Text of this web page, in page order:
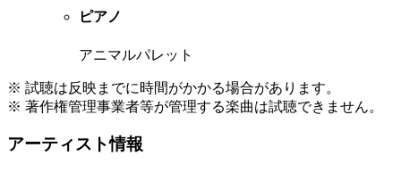
ピアノ
アニマルパレット
※ 試聴は反映までに時間がかかる場合があります。
※ 著作権管理事業者等が管理する楽曲は試聴できません。
アーティスト情報